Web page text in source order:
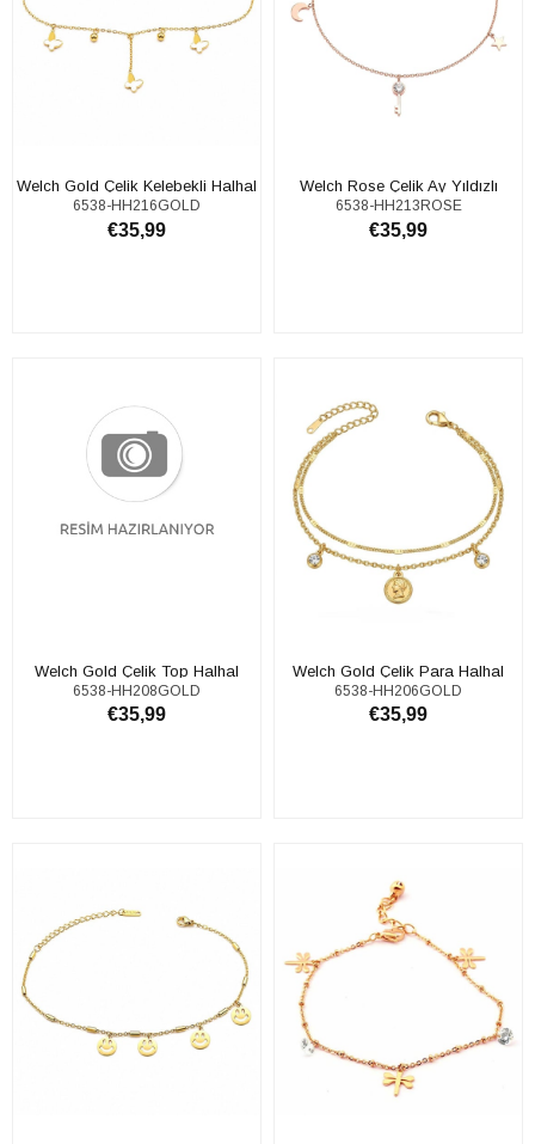
Welch Gold Çelik Kelebekli Halhal
6538-HH216GOLD
€35,99
Welch Rose Çelik Ay Yıldızlı
Halhal
6538-HH213ROSE
€35,99
Welch Gold Çelik Top Halhal
6538-HH208GOLD
€35,99
Welch Gold Çelik Para Halhal
6538-HH206GOLD
€35,99